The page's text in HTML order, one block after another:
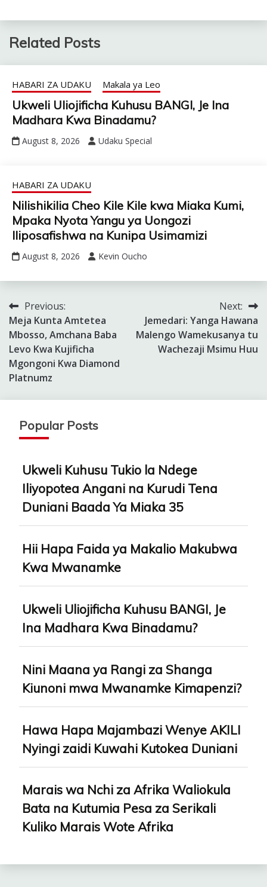
Related Posts
HABARI ZA UDAKU Makala ya Leo
Ukweli Uliojificha Kuhusu BANGI, Je Ina
Madhara Kwa Binadamu?
August 8, 2026 Udaku Special
HABARI ZA UDAKU
Nilishikilia Cheo Kile Kile kwa Miaka Kumi,
Mpaka Nyota Yangu ya Uongozi
Iliposafishwa na Kunipa Usimamizi
August 8, 2026 Kevin Oucho
Post
navigation
Previous:
Meja Kunta Amtetea
Mbosso, Amchana Baba
Levo Kwa Kujificha
Mgongoni Kwa Diamond
Platnumz
Next:
Jemedari: Yanga Hawana
Malengo Wamekusanya tu
Wachezaji Msimu Huu
Popular Posts
Ukweli Kuhusu Tukio la Ndege
Iliyopotea Angani na Kurudi Tena
Duniani Baada Ya Miaka 35
Hii Hapa Faida ya Makalio Makubwa
Kwa Mwanamke
Ukweli Uliojificha Kuhusu BANGI, Je
Ina Madhara Kwa Binadamu?
Nini Maana ya Rangi za Shanga
Kiunoni mwa Mwanamke Kimapenzi?
Hawa Hapa Majambazi Wenye AKILI
Nyingi zaidi Kuwahi Kutokea Duniani
Marais wa Nchi za Afrika Waliokula
Bata na Kutumia Pesa za Serikali
Kuliko Marais Wote Afrika